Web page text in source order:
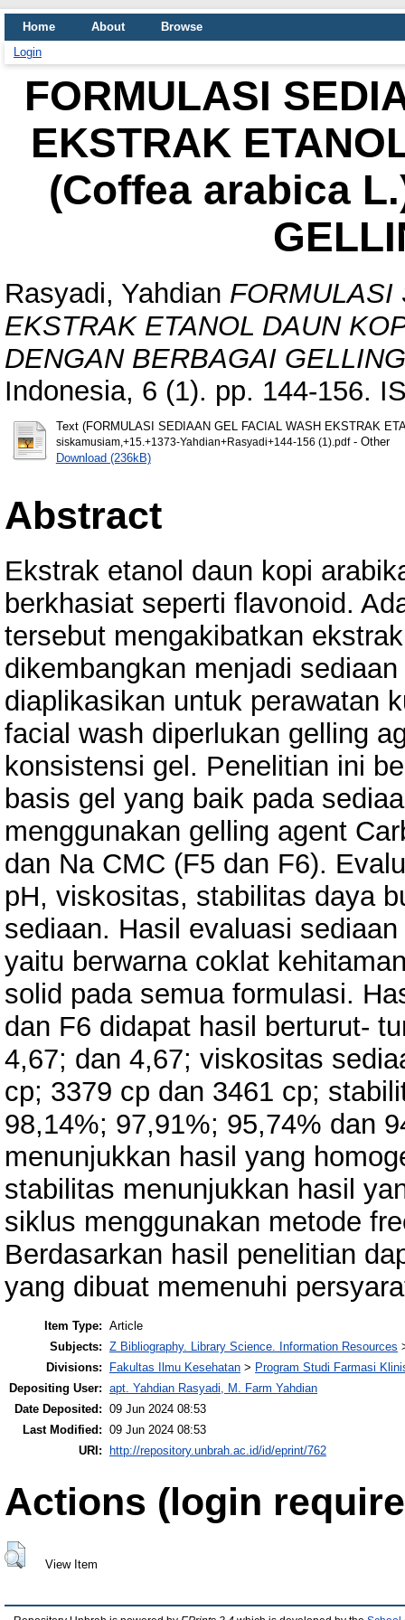
Home About
Browse
Login
FORMULASI
EKSTRAK
(Coffea arabica
Rasyadi, Yahdian FORMULASI
EKSTRAK ETANOL DAUN
DENGAN BERBAGAI
Indonesia, 6 (1). pp. 144-156.
Text (FORMULASI SEDIAAN GEL FACIAL WASH EKSTRAK
siskamusiam,+15.+1373-Yahdian+Rasyadi+144-156 (1).pdf- Other
Download (236kB)
Abstract
Ekstrak etanol daun kopi
berkhasiat seperti flavonoid.
tersebut mengakibatkan
dikembangkan menjadi
diaplikasikan untuk perawatan
facial wash diperlukan gelling
konsistensi gel. Penelitian ini
basis gel yang baik pada
menggunakan gelling agent
dan Na CMC (F5 dan F6).
pH, viskositas, stabilitas daya
sediaan. Hasil evaluasi
yaitu berwarna coklat
solid pada semua formulasi.
dan F6 didapat hasil berturut-
4,67; dan 4,67; viskositas
cp; 3379 cp dan 3461 cp;
98,14%; 97,91%; 95,74% dan
menunjukkan hasil yang
stabilitas menunjukkan hasil
siklus menggunakan metode
Berdasarkan hasil penelitian
yang dibuat memenuhi
Item Type: Article
Subjects: Z Bibliography. Library Science. Information Resources
Divisions:
Fakultas Ilmu Kesehatan > Program Studi Farmasi
Depositing User: apt. Yahdian Rasyadi, M. Farm Yahdian
Date Deposited: 09 Jun 2024 08:53
Last Modified: 09 Jun 2024 08:53
URI:
http://repository.unbrah.ac.id/id/eprint/762
Actions (login
View Item